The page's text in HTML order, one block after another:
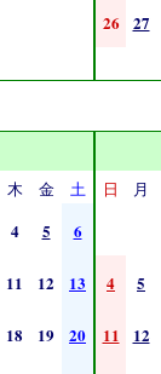
26 27
木 金 土
4 5 6
11 12 13
18 19 20
日 月
4 5
11 12